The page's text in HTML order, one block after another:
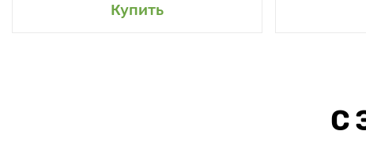
Купить
С